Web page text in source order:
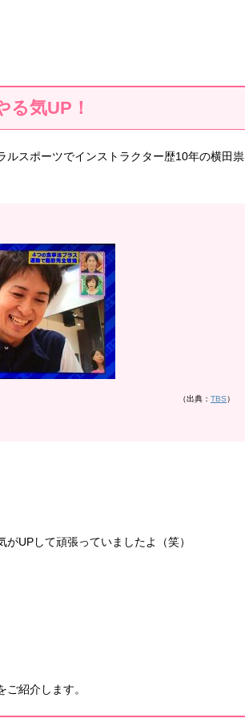
気UP！
スポーツでインストラクター歴10年の横田祟
（出典： TBS）
UPして頑張っていましたよ（笑）
紹介します。